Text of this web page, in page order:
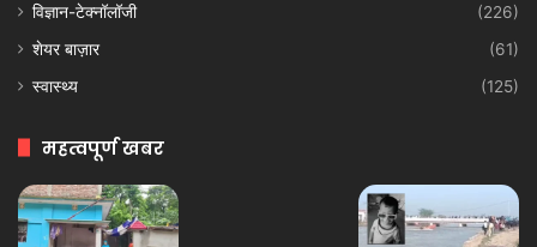
विज्ञान-टेक्नॉलॉजी
(226)
शेयर बाज़ार
(61)
स्वास्थ्य
(125)
महत्वपूर्ण खबर